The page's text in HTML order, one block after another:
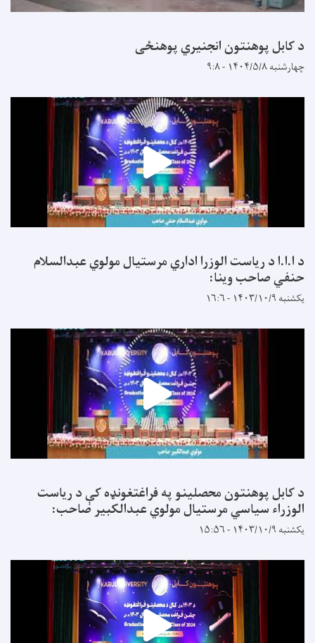
د کابل پوهنتون انجنیري پوهنځی
چهارشنبه ۱۴۰۴/۵/۸ - ۹:۸
د ا.ا.ا د ریاست الوزرا اداري مرستیال مولوي عبدالسلام
حنفي صاحب وینا:
یکشنبه ۱۴۰۳/۱۰/۹ - ۱۶:۶
د کابل پوهنتون محصلینو په فراغتغونډه کې د ریاست
الوزراء سیاسي مرستیال مولوي عبدالکبیر صاحب:
یکشنبه ۱۴۰۳/۱۰/۹ - ۱۵:۵۶